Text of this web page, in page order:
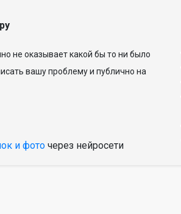
не оказывает какой бы то ни было
вашу проблему и публично на
и фото через нейросети